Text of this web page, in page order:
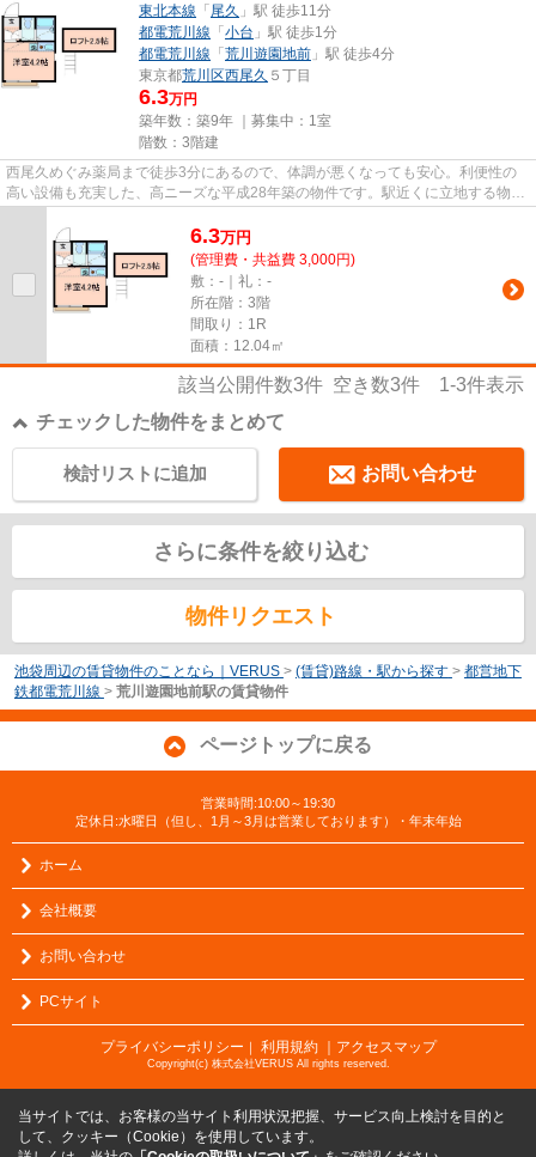
東北本線 「 尾久 」駅 徒歩11分
都電荒川線 「 小台 」駅 徒歩1分
都電荒川線 「 荒川遊園地前 」駅 徒歩4分
東京都荒川区西尾久 ５丁目
6.3万円
築年数：築9年 ｜募集中： 1室
階数：3階建
西尾久めぐみ薬局まで徒歩3分にあるので、体調が悪くなっても安心。利便性の
高い設備も充実した、高ニーズな平成28年築の物件です。駅近くに立地する物件
6.3万円
(管理費・共益費 3,000円)
敷：-｜礼：-
所在階：3階
間取り：1R
面積：12.04㎡
該当公開件数3件 空き数3件 1-3件表示
チェックした物件をまとめて
お問い合わせ
検討リストに追加
さらに条件を絞り込む
物件リクエスト
池袋周辺の賃貸物件のことなら｜VERUS > (賃貸)路線・駅から探す > 都営地下
鉄都電荒川線 > 荒川遊園地前駅の賃貸物件
ページトップに戻る
営業時間:10:00～19:30
定休日:水曜日（但し、1月～3月は営業しております）・年末年始
ホーム
会社概要
お問い合わせ
PCサイト
プライバシーポリシー ｜ 利用規約 ｜アクセスマップ
Copyright(c) 株式会社VERUS All rights reserved.
当サイトでは、お客様の当サイト利用状況把握、サービス向上検討を目的と
して、クッキー（Cookie）を使用しています。